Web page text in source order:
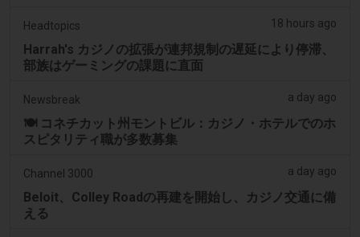
Headtopics 18 hours ago
Harrah's カジノの拡張が連邦規制の遅延により停滞、
部族はゲーミングの課題に直面
Newsbreak a day ago
🍽️ コネチカット州モントビル：カジノ・ホテルでのホ
スピタリティ職が多数募集
Channel 3000 a day ago
Beloit、Colley Roadの再建を開始し、カジノ交通に備
える